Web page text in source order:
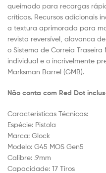
queimado para recargas
críticas. Recursos adicionais
a textura aprimorada para
revista reversível, alavanca
o Sistema de Correia Traseira
individual e o incrivelmente
Marksman Barrel (GMB).
Não conta com Red Dot
Características Técnicas:
Espécie: Pistola
Marca: Glock
Modelo: G45 MOS Gen5
Calibre: .9mm
Capacidade: 17 Tiros